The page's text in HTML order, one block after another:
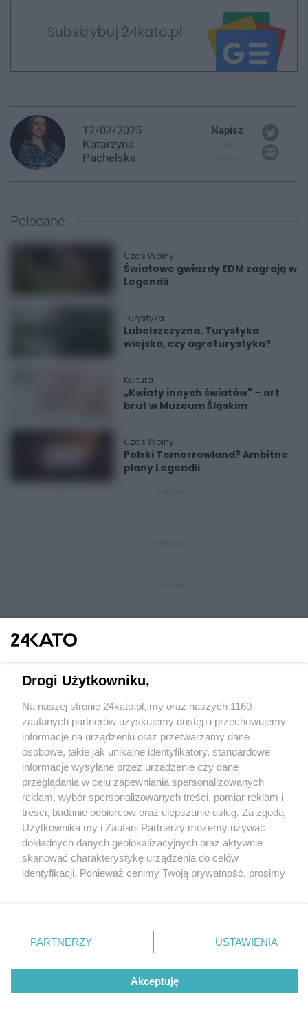
Subskrybuj 24kato.pl
12/02/2025
Katarzyna
Pachelska
Napisz
Polecane
Czas Wolny
Światowe gwiazdy EDM zagrają w
Legendii
Turystyka
Lubelszczyzna. Turystyka
wiejska, czy agroturystyka?
Kultura
„Kwiaty innych światów" – art
brut w Muzeum Śląskim
Czas Wolny
Polski Tomorrowland? Ambitne
plany Legendii
Wydawca mediów lokalnych
Nie zapomnij
zapoznać się z:
polityką prywatności regulamin korzystania z portali
Twojemiasto
Piekary Śląskie
Chorzów
Tarnowskie Góry
Gliwice
Skontakuj sięz nami
Kontakt
Wydawca
Redakcja
Drogi Użytkowniku,
Na naszej stronie 24kato.pl, my oraz naszych 1160
zaufanych partnerów uzyskujemy dostęp i przechowujemy
informacje na urządzeniu oraz przetwarzamy dane
osobowe, takie jak unikalne identyfikatory, standardowe
informacje wysyłane przez urządzenie czy dane
przeglądania w celu zapewniania spersonalizowanych
reklam, wybór spersonalizowanych treści, pomiar reklam i
treści, badanie odbiorców oraz ulepszanie usług. Za zgodą
Użytkownika my i Zaufani Partnerzy możemy używać
dokładnych danych geolokalizacyjnych oraz aktywnie
skanować charakterystykę urządzenia do celów
identyfikacji. Ponieważ cenimy Twoją prywatność, prosimy
prywatności znajdujący się w lewym dolnym rogu strony
. Niektóre rodzaje przetwarzania danych nie wymagają
zgody użytkownika, ale masz prawo sprzeciwić się
takiemu przetwarzaniu. Preferencje będą miały
zastosowania tylko na tej witrynie.
PARTNERZY USTAWIENIA
Akceptuję